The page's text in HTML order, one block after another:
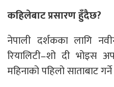
कहिलेबाट प्रसारण हुँदैछ?
नेपाली दर्शकका लागि
रियालिटी–शो दी भोइस
महिनाको पहिलो साताबाट